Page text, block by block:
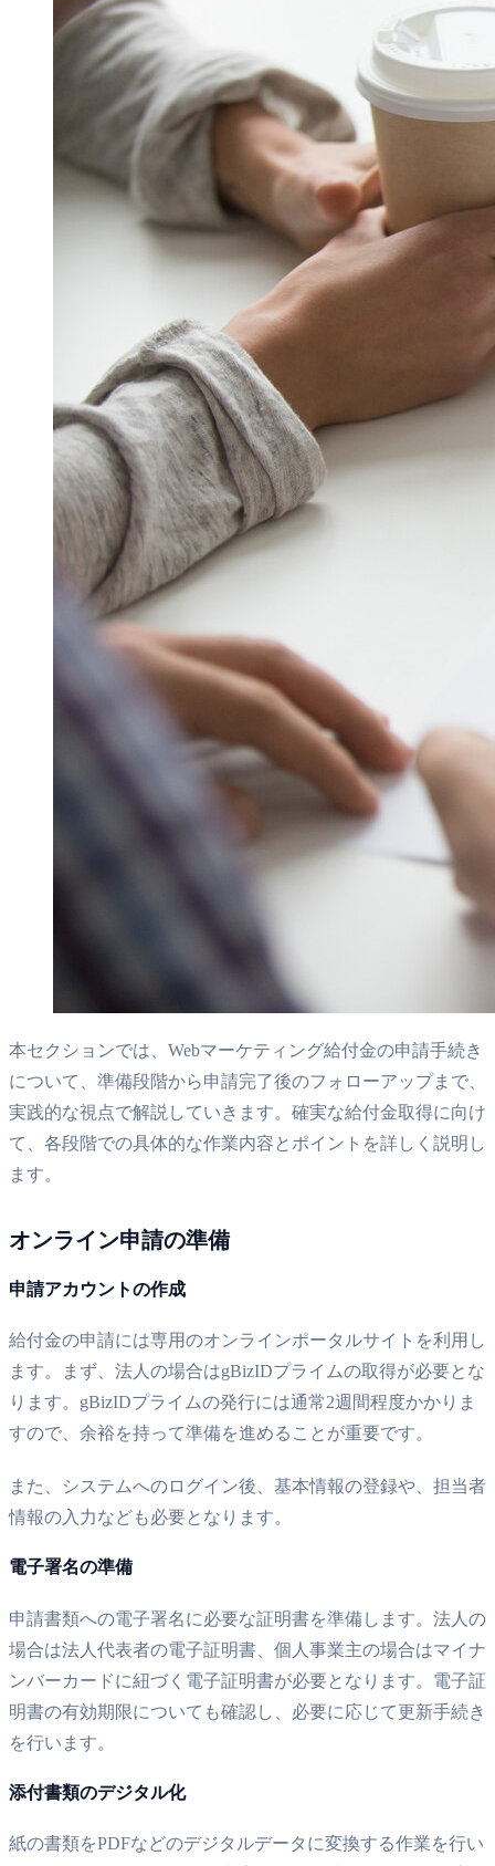
本セクションでは、Webマーケティング給付金の申請手続き
について、準備段階から申請完了後のフォローアップまで、
実践的な視点で解説していきます。確実な給付金取得に向け
て、各段階での具体的な作業内容とポイントを詳しく説明し
ます。
オンライン申請の準備
申請アカウントの作成
給付金の申請には専用のオンラインポータルサイトを利用し
ます。まず、法人の場合はgBizIDプライムの取得が必要とな
ります。gBizIDプライムの発行には通常2週間程度かかりま
すので、余裕を持って準備を進めることが重要です。
また、システムへのログイン後、基本情報の登録や、担当者
情報の入力なども必要となります。
電子署名の準備
申請書類への電子署名に必要な証明書を準備します。法人の
場合は法人代表者の電子証明書、個人事業主の場合はマイナ
ンバーカードに紐づく電子証明書が必要となります。電子証
明書の有効期限についても確認し、必要に応じて更新手続き
を行います。
添付書類のデジタル化
紙の書類をPDFなどのデジタルデータに変換する作業を行い